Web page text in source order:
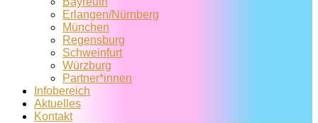
Erlangen/Nürnberg
München
Regensburg
Schweinfurt
Würzburg
Partner*innen
Infobereich
Aktuelles
Kontakt